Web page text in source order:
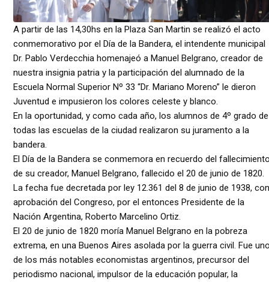
A partir de las 14,30hs en la Plaza San Martin se realizó el acto
conmemorativo por el Día de la Bandera, el intendente municipal
Dr. Pablo Verdecchia homenajeó a Manuel Belgrano, creador de
nuestra insignia patria y la participación del alumnado de la
Escuela Normal Superior Nº 33 “Dr. Mariano Moreno” le dieron
Juventud e impusieron los colores celeste y blanco.
En la oportunidad, y como cada año, los alumnos de 4º grado de
todas las escuelas de la ciudad realizaron su juramento a la
bandera.
El Día de la Bandera se conmemora en recuerdo del
de su creador, Manuel Belgrano, fallecido el 20 de junio de 1820.
La fecha fue decretada por ley 12.361 del 8 de junio de 1938, con
aprobación del Congreso, por el entonces Presidente de la
Nación Argentina, Roberto Marcelino Ortiz.
El 20 de junio de 1820 moría Manuel Belgrano en la pobreza
extrema, en una Buenos Aires asolada por la guerra civil. Fue
de los más notables economistas argentinos, precursor del
periodismo nacional, impulsor de la educación popular, la